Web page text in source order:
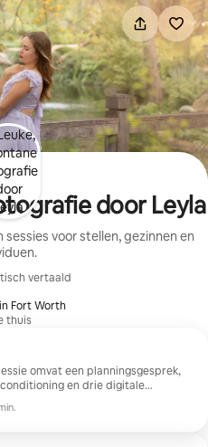
door Leyla
voor stellen, gezinnen en
vertaald
Fort Worth
thuis
omvat een planningsgesprek,
en drie digitale
hoge resolutie om te